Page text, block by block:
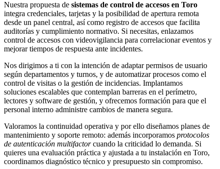
Nuestra propuesta de sistemas de control de accesos en Toro
integra credenciales, tarjetas y la posibilidad de apertura remota
desde un panel central, así como registro de accesos que facilita
auditorías y cumplimiento normativo. Si necesitas, enlazamos
control de accesos con videovigilancia para correlacionar eventos y
mejorar tiempos de respuesta ante incidentes.
Nos dirigimos a ti con la intención de adaptar permisos de usuario
según departamentos y turnos, y de automatizar procesos como el
control de visitas o la gestión de incidencias. Implantamos
soluciones escalables que contemplan barreras en el perímetro,
lectores y software de gestión, y ofrecemos formación para que el
personal interno administre cambios de manera segura.
Valoramos la continuidad operativa y por ello diseñamos planes de
mantenimiento y soporte remoto: además incorporamos protocolos
de autenticación multifactorcuando la criticidad lo demanda. Si
quieres una evaluación práctica y ajustada a tu instalación en Toro,
coordinamos diagnóstico técnico y presupuesto sin compromiso.